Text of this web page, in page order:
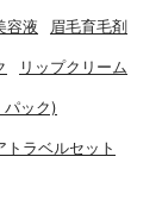
容液 眉毛育毛剤
リップクリーム
パック)
トラベルセット